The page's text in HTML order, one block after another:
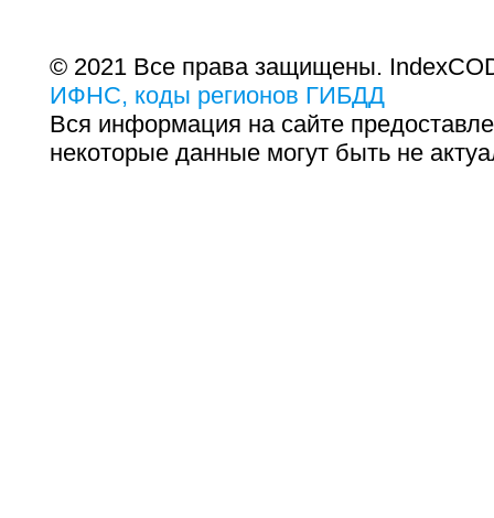
© 2021 Все права защищены.
ИФНС, коды регионов ГИБДД
Вся информация на сайте
некоторые данные могут быть не